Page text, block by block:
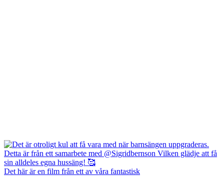
Det här är en film från ett av våra fantastisk